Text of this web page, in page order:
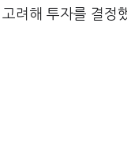
려해 투자를 결